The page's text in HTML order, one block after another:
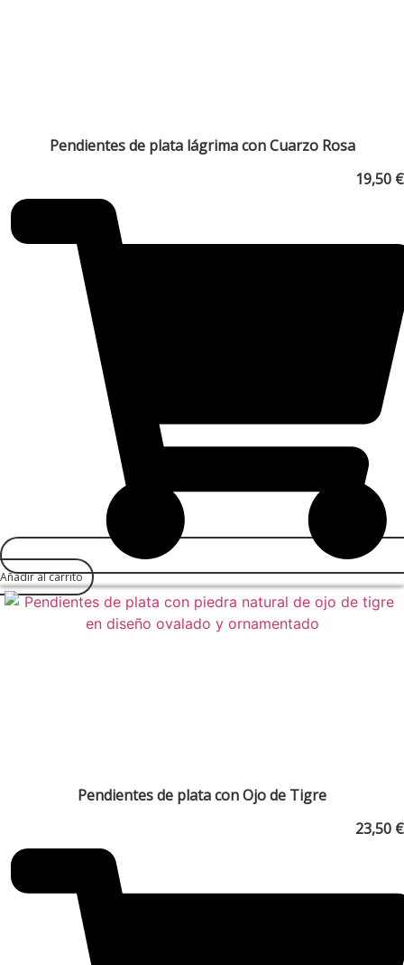
Pendientes de plata lágrima con Cuarzo Rosa
19,50 €
Añadir al carrito
Pendientes de plata con Ojo de Tigre
23,50 €